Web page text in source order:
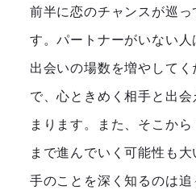
前半に恋のチャンスが巡
す。パートナーがいない
出会いの場数を増やして
で、心ときめく相手と出
まります。また、そこか
まで進んでいく可能性も
手のことを深く知るのは